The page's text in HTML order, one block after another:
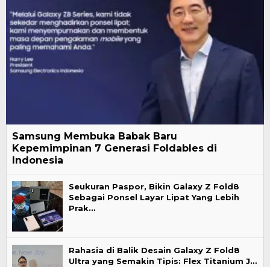
Samsung Membuka Babak Baru
Kepemimpinan 7 Generasi Foldables di
Indonesia
Seukuran Paspor, Bikin Galaxy Z Fold8
Sebagai Ponsel Layar Lipat Yang Lebih
Prak…
Rahasia di Balik Desain Galaxy Z Fold8
Ultra yang Semakin Tipis: Flex Titanium J…